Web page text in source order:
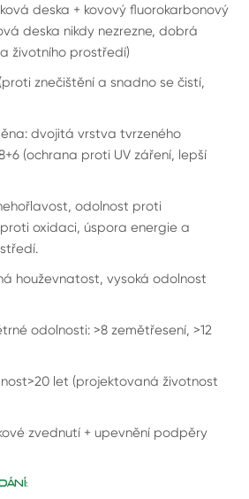
deska + kovový fluorokarbonový
deska nikdy nezrezne, dobrá
životního prostředí)
znečištění a snadno se čistí,
dvojitá vrstva tvrzeného
(ochrana proti UV záření, lepší
odolnost proti
oxidaci, úspora energie a
houževnatost, vysoká odolnost
odolnosti: >8 zemětřesení, >12
let (projektovaná životnost
zvednutí + upevnění podpěry